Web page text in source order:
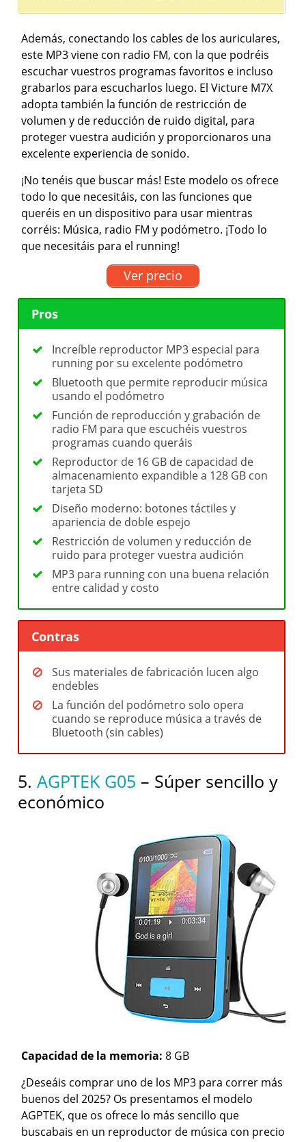
Además, conectando los cables de los auriculares,
este MP3 viene con radio FM, con la que podréis
escuchar vuestros programas favoritos e incluso
grabarlos para escucharlos luego. El Victure M7X
adopta también la función de restricción de
volumen y de reducción de ruido digital, para
proteger vuestra audición y proporcionaros una
excelente experiencia de sonido.
¡No tenéis que buscar más! Este modelo os ofrece
todo lo que necesitáis, con las funciones que
queréis en un dispositivo para usar mientras
corréis: Música, radio FM y podómetro. ¡Todo lo
que necesitáis para el running!
Ver precio
Pros
Increíble reproductor MP3 especial para
running por su excelente podómetro
Bluetooth que permite reproducir música
usando el podómetro
Función de reproducción y grabación de
radio FM para que escuchéis vuestros
programas cuando queráis
Reproductor de 16 GB de capacidad de
almacenamiento expandible a 128 GB con
tarjeta SD
Diseño moderno: botones táctiles y
apariencia de doble espejo
Restricción de volumen y reducción de
ruido para proteger vuestra audición
MP3 para running con una buena relación
entre calidad y costo
Contras
Sus materiales de fabricación lucen algo
endebles
La función del podómetro solo opera
cuando se reproduce música a través de
Bluetooth (sin cables)
5.AGPTEK G05 – Súper sencillo y
económico
Capacidad de la memoria:8 GB
¿Deseáis comprar uno de los MP3 para correr más
buenos del 2025? Os presentamos el modelo
AGPTEK, que os ofrece lo más sencillo que
buscabais en un reproductor de música con precio